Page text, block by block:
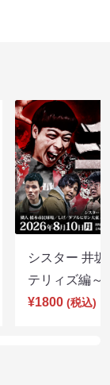
シスター 井
テリィズ編
¥1800 (税込)